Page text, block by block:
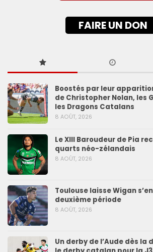
FAIRE UN DON
Boostés par leur
de Christopher Nolan, les
les Dragons Catalans
8 AOÛT, 2026
Le XIII Baroudeur de Pia
quarts néo-zélandais
8 AOÛT, 2026
Toulouse laisse Wigan
deuxième période
8 AOÛT, 2026
Un derby de l’Aude dès la